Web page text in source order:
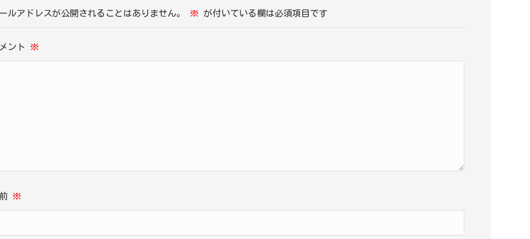
ルアドレスが公開されることはありません。 ※ が付いている欄は必須項目です
ント ※
※